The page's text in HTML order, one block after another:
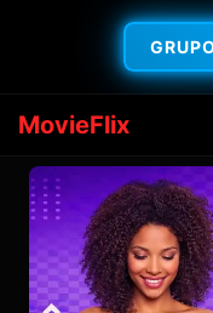
MovieFlix